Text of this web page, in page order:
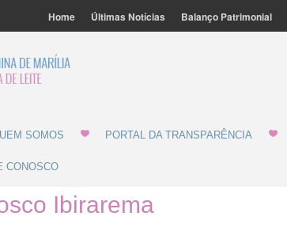
Home Últimas Notícias Balanço Patrimonial
SOMOS PORTAL DA TRANSPARÊNCIA
CONOSCO
Ibirarema